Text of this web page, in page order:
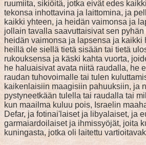
ruumiita, sikiöitä, jotka eivät edes
tekonsa inhottavina ja laittomina, ja
kaikki yhteen, ja heidän vaimonsa ja
jollain tavalla saavuttaisivat sen
heidän vaimonsa ja lapsensa ja
heillä ole siellä tietä sisään tai tietä
rukouksensa ja käski kahta vuorta,
he haluaisivat avata niitä raudalla, he
raudan tuhovoimalle tai tulen
kaikenlaisiin maagisiin pahuuksiin, ja
pystyneetkään tulella tai raudalla tai
kun maailma kuluu pois, Israelin
Defar, ja fotinai'laiset ja libyalaiset, ja
garmaiardoilaiset ja ihmissyöjät, joita
kuningasta, jotka oli laitettu